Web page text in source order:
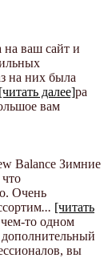
на ваш сайт и
на них была
[читать далее]ра
вам
Balance Зимние
Очень
... [читать
то одном
дополнительный
вы